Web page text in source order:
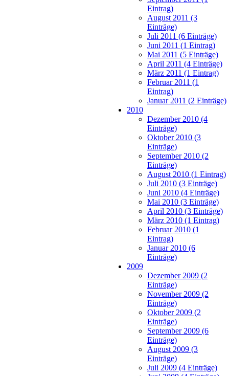
Eintrag)
August 2011 (3
Einträge)
Juli 2011 (6 Einträge)
Juni 2011 (1 Eintrag)
Mai 2011 (5 Einträge)
April 2011 (4 Einträge)
März 2011 (1 Eintrag)
Februar 2011 (1
Eintrag)
Januar 2011 (2 Einträge)
2010
Dezember 2010 (4
Einträge)
Oktober 2010 (3
Einträge)
September 2010 (2
Einträge)
August 2010 (1 Eintrag)
Juli 2010 (3 Einträge)
Juni 2010 (4 Einträge)
Mai 2010 (3 Einträge)
April 2010 (3 Einträge)
März 2010 (1 Eintrag)
Februar 2010 (1
Eintrag)
Januar 2010 (6
Einträge)
2009
Dezember 2009 (2
Einträge)
November 2009 (2
Einträge)
Oktober 2009 (2
Einträge)
September 2009 (6
Einträge)
August 2009 (3
Einträge)
Juli 2009 (4 Einträge)